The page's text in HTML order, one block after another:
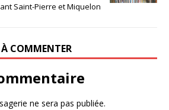
Saint-Pierre et Miquelon
À COMMENTER
ne sera pas publiée.